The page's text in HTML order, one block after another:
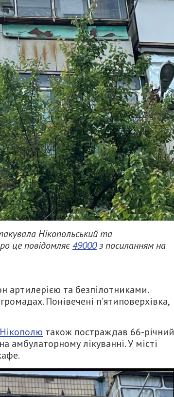
Нікопольський та
це повідомляє49000з посиланням на
артилерією та безпілотниками.
Понівечені п’ятиповерхівка,
також постраждав 66-річний
амбулаторному лікуванні. У місті